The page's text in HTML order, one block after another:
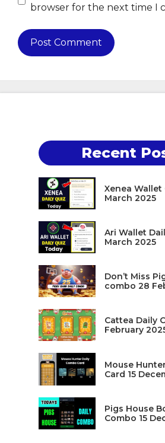
browser for the next time I
Recent
Xenea Wallet
March 2025
Ari Wallet
March 2025
Don’t Miss
combo 28
Cattea Daily
February
Mouse
Card 15
Pigs House
Combo 15